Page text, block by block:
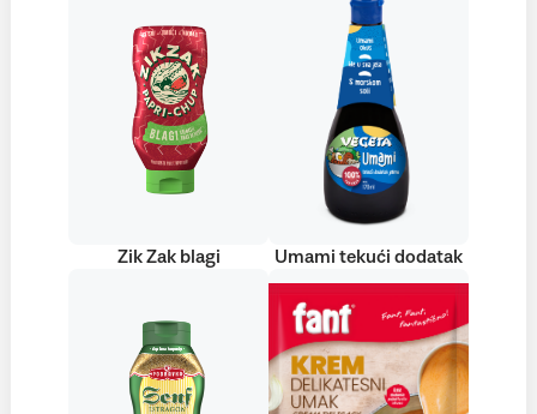
Zik Zak blagi Umami tekući dodatak